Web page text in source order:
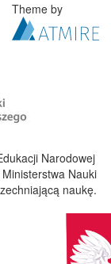
Theme by
Narodowej
Nauki
naukę.